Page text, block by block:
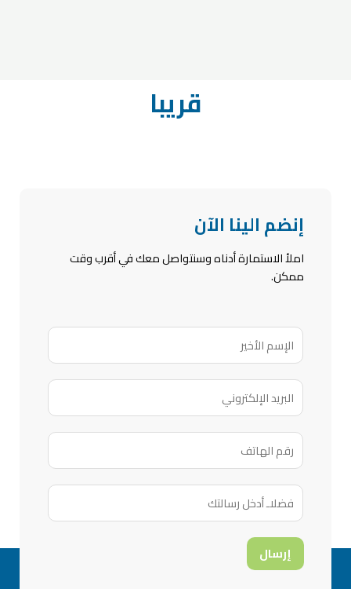
قريبا
إنضم الينا الآن
املأ الاستمارة أدناه وسنتواصل معك في أقرب وقت
ممكن.
إرسال